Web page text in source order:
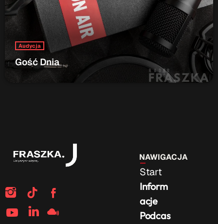
Audycja
Gość Dnia
Start
Inform
acje
Podcas
NAWIGACJA